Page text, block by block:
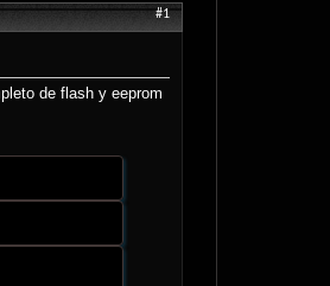
#1
de flash y eeprom